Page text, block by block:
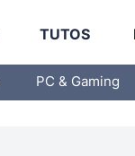
TUTOS
PC & Gaming